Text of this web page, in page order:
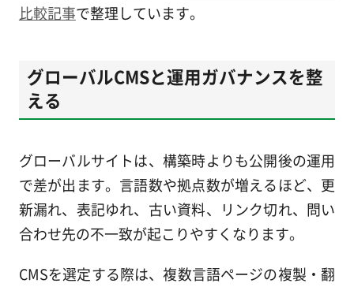
比較記事で整理しています。
グローバルCMSと運用ガバナンスを整
える
グローバルサイトは、構築時よりも公開後の運用
で差が出ます。言語数や拠点数が増えるほど、更
新漏れ、表記ゆれ、古い資料、リンク切れ、問い
合わせ先の不一致が起こりやすくなります。
CMSを選定する際は、複数言語ページの複製・翻